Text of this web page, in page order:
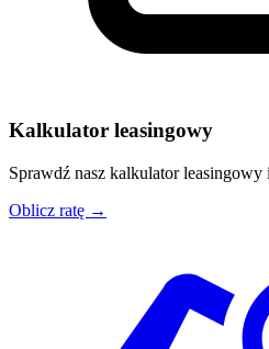
Kalkulator leasingowy
Sprawdź nasz kalkulator leasingowy
Oblicz ratę →